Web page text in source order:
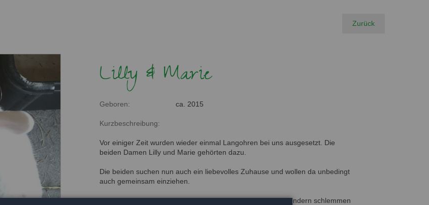
Zurück
Lilly & Marie
Geboren: ca. 2015
Kurzbeschreibung:
Vor einiger Zeit wurden wieder einmal Langohren bei uns ausgesetzt. Die
beiden Damen Lilly und Marie gehörten dazu.
Die beiden suchen nun auch ein liebevolles Zuhause und wollen da unbedingt
auch gemeinsam einziehen.
WICHTIG: die beiden befinden sich nicht im Waldtierheim sondern schlemmen